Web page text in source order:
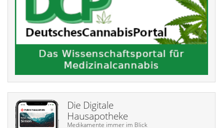
Die Digitale
Hausapotheke
Medikamente immer im Blick